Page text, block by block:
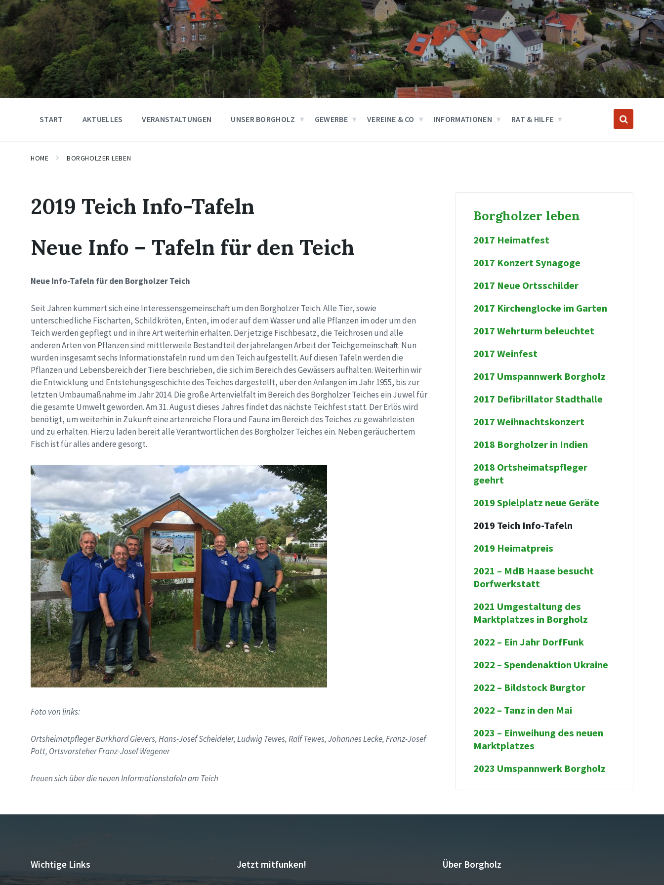
START AKTUELLES VERANSTALTUNGEN UNSER BORGHOLZ GEWERBE VEREINE & CO INFORMATIONEN RAT & HILFE
HOME BORGHOLZER LEBEN
2019 Teich Info-Tafeln
Neue Info – Tafeln für den Teich
Neue Info-Tafeln für den Borgholzer Teich
Seit Jahren kümmert sich eine Interessensgemeinschaft um den Borgholzer Teich. Alle Tier, sowie
unterschiedliche Fischarten, Schildkröten, Enten, im oder auf dem Wasser und alle Pflanzen im oder um den
Teich werden gepflegt und in ihre Art weiterhin erhalten. Der jetzige Fischbesatz, die Teichrosen und alle
anderen Arten von Pflanzen sind mittlerweile Bestandteil der jahrelangen Arbeit der Teichgemeinschaft. Nun
wurden insgesamt sechs Informationstafeln rund um den Teich aufgestellt. Auf diesen Tafeln werden die
Pflanzen und Lebensbereich der Tiere beschrieben, die sich im Bereich des Gewässers aufhalten. Weiterhin wir
die Entwicklung und Entstehungsgeschichte des Teiches dargestellt, über den Anfängen im Jahr 1955, bis zur
letzten Umbaumaßnahme im Jahr 2014. Die große Artenvielfalt im Bereich des Borgholzer Teiches ein Juwel für
die gesamte Umwelt geworden. Am 31. August dieses Jahres findet das nächste Teichfest statt. Der Erlös wird
benötigt, um weiterhin in Zukunft eine artenreiche Flora und Fauna im Bereich des Teiches zu gewährleisten
und zu erhalten. Hierzu laden bereit alle Verantwortlichen des Borgholzer Teiches ein. Neben geräuchertem
Fisch ist für alles andere gesorgt.
Foto von links:
Ortsheimatpfleger Burkhard Gievers, Hans-Josef Scheideler, Ludwig Tewes, Ralf Tewes, Johannes Lecke, Franz-Josef
Pott, Ortsvorsteher Franz-Josef Wegener
freuen sich über die neuen Informationstafeln am Teich
Borgholzer leben
2017 Heimatfest
2017 Konzert Synagoge
2017 Neue Ortsschilder
2017 Kirchenglocke im Garten
2017 Wehrturm beleuchtet
2017 Weinfest
2017 Umspannwerk Borgholz
2017 Defibrillator Stadthalle
2017 Weihnachtskonzert
2018 Borgholzer in Indien
2018 Ortsheimatspfleger
geehrt
2019 Spielplatz neue Geräte
2019 Teich Info-Tafeln
2019 Heimatpreis
2021 – MdB Haase besucht
Dorfwerkstatt
2021 Umgestaltung des
Marktplatzes in Borgholz
2022 – Ein Jahr DorfFunk
2022 – Spendenaktion Ukraine
2022 – Bildstock Burgtor
2022 – Tanz in den Mai
2023 – Einweihung des neuen
Marktplatzes
2023 Umspannwerk Borgholz
Wichtige Links Jetzt mitfunken! Über Borgholz